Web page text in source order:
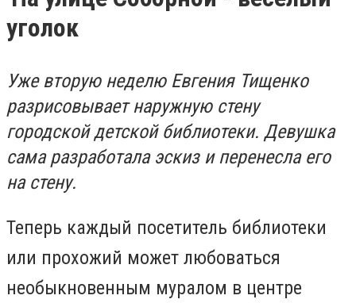
уголок
Уже вторую неделю Евгения Тищенко
разрисовывает наружную стену
городской детской библиотеки. Девушка
сама разработала эскиз и перенесла его
на стену.
Теперь каждый посетитель библиотеки
или прохожий может любоваться
необыкновенным муралом в центре